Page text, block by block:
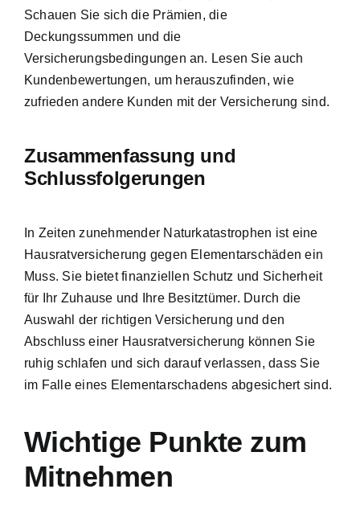
Schauen Sie sich die Prämien, die
Deckungssummen und die
Versicherungsbedingungen an. Lesen Sie auch
Kundenbewertungen, um herauszufinden, wie
zufrieden andere Kunden mit der Versicherung sind.
Zusammenfassung und
Schlussfolgerungen
In Zeiten zunehmender Naturkatastrophen ist eine
Hausratversicherung gegen Elementarschäden ein
Muss. Sie bietet finanziellen Schutz und Sicherheit
für Ihr Zuhause und Ihre Besitztümer. Durch die
Auswahl der richtigen Versicherung und den
Abschluss einer Hausratversicherung können Sie
ruhig schlafen und sich darauf verlassen, dass Sie
im Falle eines Elementarschadens abgesichert sind.
Wichtige Punkte zum
Mitnehmen